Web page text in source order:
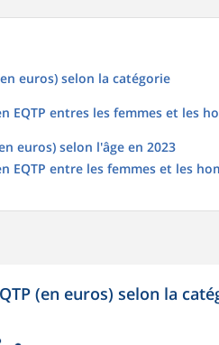
euros) selon la catégorie
EQTP entres les femmes et les
euros) selon l'âge en 2023
EQTP entre les femmes et les
(en euros) selon la